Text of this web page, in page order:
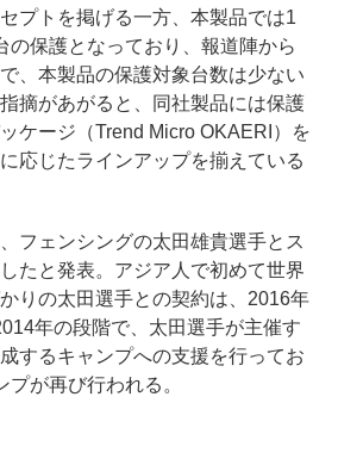
プトを掲げる一方、本製品では1
の保護となっており、報道陣から
、本製品の保護対象台数は少ない
摘があがると、同社製品には保護
ケージ（Trend Micro OKAERI）を
応じたラインアップを揃えている
フェンシングの太田雄貴選手とス
たと発表。アジア人で初めて世界
りの太田選手との契約は、2016年
年の段階で、太田選手が主催す
するキャンプへの支援を行ってお
プが再び行われる。